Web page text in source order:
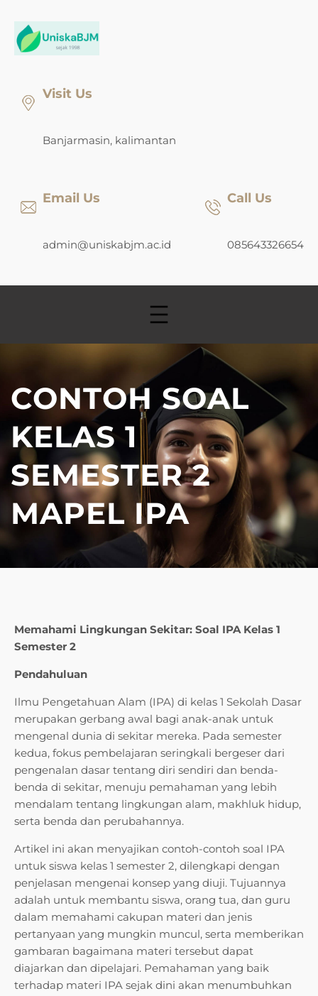
content
Visit Us
Banjarmasin, kalimantan
Email Us
admin@uniskabjm.ac.id
Call Us
085643326654
CONTOH SOAL
KELAS 1
SEMESTER 2
MAPEL IPA
Memahami Lingkungan Sekitar: Soal IPA Kelas 1
Semester 2
Pendahuluan
Ilmu Pengetahuan Alam (IPA) di kelas 1 Sekolah Dasar
merupakan gerbang awal bagi anak-anak untuk
mengenal dunia di sekitar mereka. Pada semester
kedua, fokus pembelajaran seringkali bergeser dari
pengenalan dasar tentang diri sendiri dan benda-
benda di sekitar, menuju pemahaman yang lebih
mendalam tentang lingkungan alam, makhluk hidup,
serta benda dan perubahannya.
Artikel ini akan menyajikan contoh-contoh soal IPA
untuk siswa kelas 1 semester 2, dilengkapi dengan
penjelasan mengenai konsep yang diuji. Tujuannya
adalah untuk membantu siswa, orang tua, dan guru
dalam memahami cakupan materi dan jenis
pertanyaan yang mungkin muncul, serta memberikan
gambaran bagaimana materi tersebut dapat
diajarkan dan dipelajari. Pemahaman yang baik
terhadap materi IPA sejak dini akan menumbuhkan